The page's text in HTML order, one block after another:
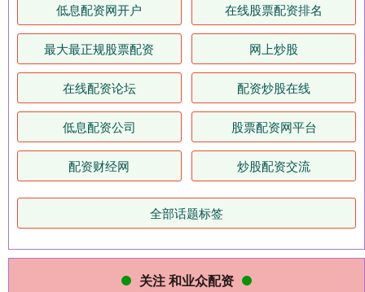
低息配资网开户 在线股票配资排名
最大最正规股票配资 网上炒股
在线配资论坛 配资炒股在线
低息配资公司 股票配资网平台
配资财经网 炒股配资交流
全部话题标签
关注 和业众配资